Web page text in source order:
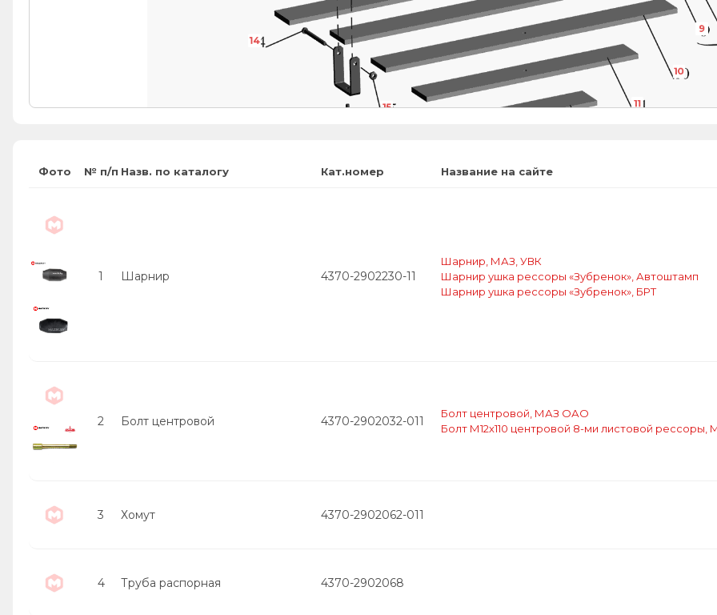
10
15
14
11
9
2
Фото № п/п Назв. по каталогу Кат.номер Название на сайте
1 Шарнир 4370-2902230-11
Шарнир, МАЗ, УВК
Шарнир ушка рессоры «Зубренок», Автоштамп
Шарнир ушка рессоры «Зубренок», БРТ
2 Болт центровой 4370-2902032-011
Болт центровой, МАЗ ОАО
Болт М12х110 центровой 8-ми листовой рессоры,
3 Хомут 4370-2902062-011
4 Труба распорная 4370-2902068